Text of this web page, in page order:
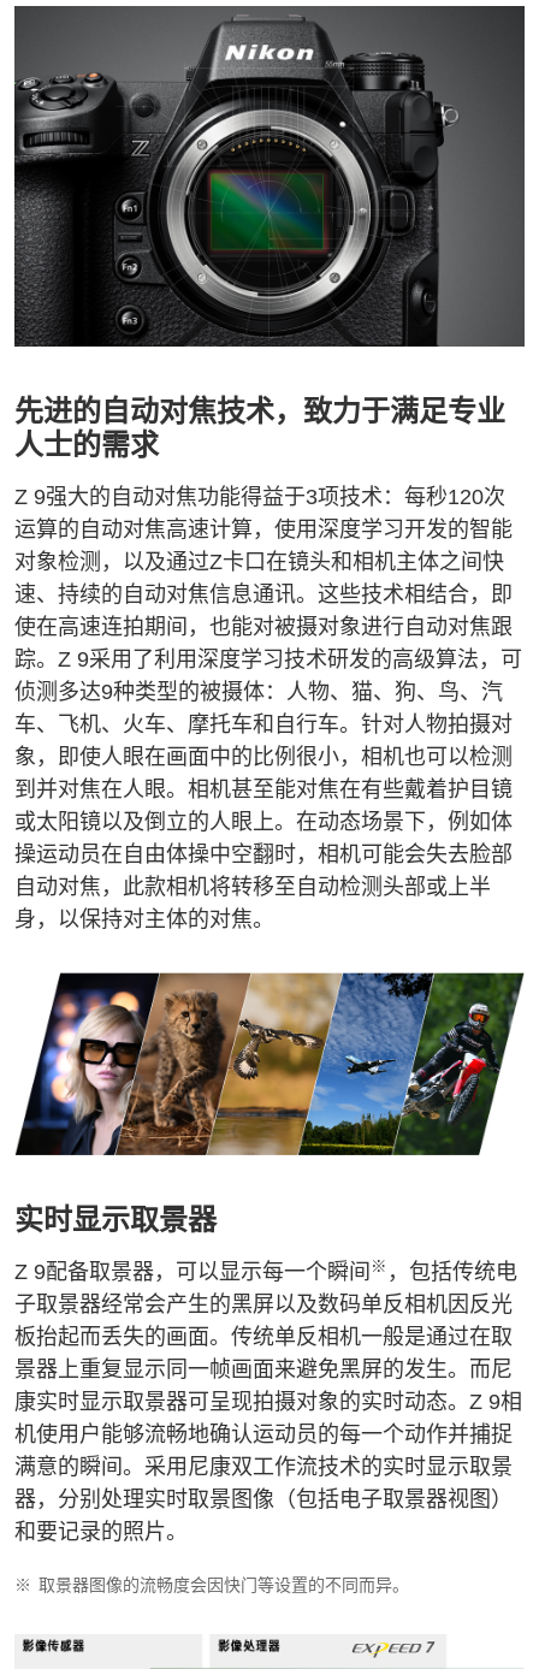
先进的自动对焦技术，致力于满足专业
人士的需求
Z 9强大的自动对焦功能得益于3项技术：每秒120次
运算的自动对焦高速计算，使用深度学习开发的智能
对象检测，以及通过Z卡口在镜头和相机主体之间快
速、持续的自动对焦信息通讯。这些技术相结合，即
使在高速连拍期间，也能对被摄对象进行自动对焦跟
踪。Z 9采用了利用深度学习技术研发的高级算法，可
侦测多达9种类型的被摄体：人物、猫、狗、鸟、汽
车、飞机、火车、摩托车和自行车。针对人物拍摄对
象，即使人眼在画面中的比例很小，相机也可以检测
到并对焦在人眼。相机甚至能对焦在有些戴着护目镜
或太阳镜以及倒立的人眼上。在动态场景下，例如体
操运动员在自由体操中空翻时，相机可能会失去脸部
自动对焦，此款相机将转移至自动检测头部或上半
身，以保持对主体的对焦。
实时显示取景器
Z 9配备取景器，可以显示每一个瞬间 ※ ，包括传统电
子取景器经常会产生的黑屏以及数码单反相机因反光
板抬起而丢失的画面。传统单反相机一般是通过在取
景器上重复显示同一帧画面来避免黑屏的发生。而尼
康实时显示取景器可呈现拍摄对象的实时动态。Z 9相
机使用户能够流畅地确认运动员的每一个动作并捕捉
满意的瞬间。采用尼康双工作流技术的实时显示取景
器，分别处理实时取景图像（包括电子取景器视图）
和要记录的照片。
※ 取景器图像的流畅度会因快门等设置的不同而异。